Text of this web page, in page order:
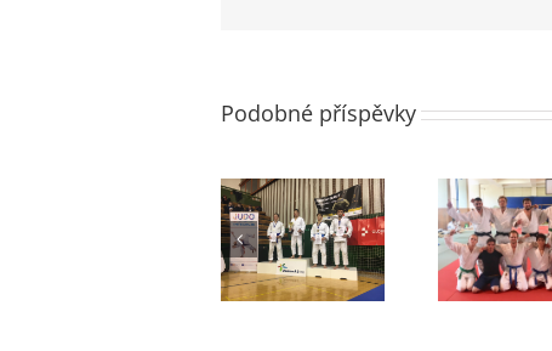
Podobné příspěvky
1. liga – postup
do finálové
skupiny ->
SPLNĚNO!